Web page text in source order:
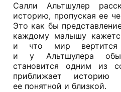
Салли Альтшулер
историю, пропуская ее
Это как бы
каждому малышу
и что мир
и у Альтшулера
становится одним из
приближает историю
ее понятной и близкой.